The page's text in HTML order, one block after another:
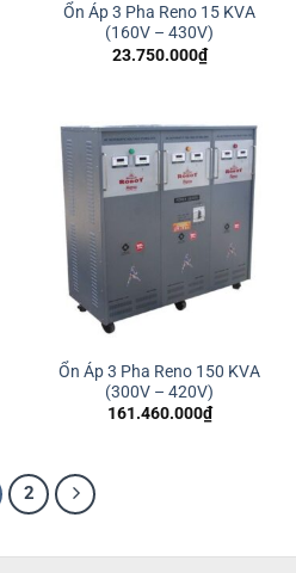
Ổn Áp 3 Pha Reno 15 KVA
(160V – 430V)
23.750.000₫
Ổn Áp 3 Pha Reno 150 KVA
(300V – 420V)
161.460.000₫
2